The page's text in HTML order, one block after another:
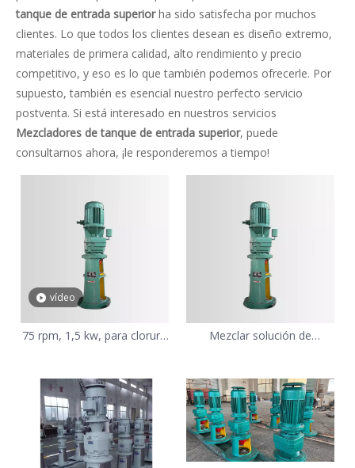
tanque de entrada superiorha sido satisfecha por muchos
clientes. Lo que todos los clientes desean es diseño extremo,
materiales de primera calidad, alto rendimiento y precio
competitivo, y eso es lo que también podemos ofrecerle. Por
supuesto, también es esencial nuestro perfecto servicio
postventa. Si está interesado en nuestros servicios
Mezcladores de tanque de entrada superior, puede
consultarnos ahora, ¡le responderemos a tiempo!
vídeo
75 rpm, 1,5 kw, para cloruro
Mezclar solución de